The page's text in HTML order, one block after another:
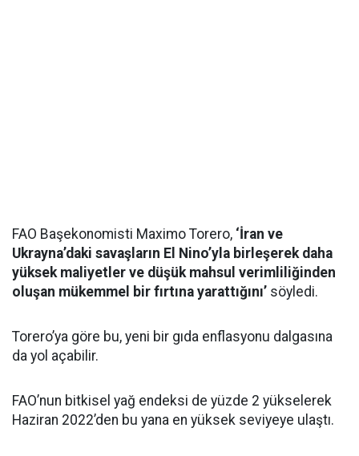
FAO Başekonomisti Maximo Torero, ‘İran ve
Ukrayna’daki savaşların El Nino’yla birleşerek daha
yüksek maliyetler ve düşük mahsul verimliliğinden
oluşan mükemmel bir fırtına yarattığını’ söyledi.
Torero’ya göre bu, yeni bir gıda enflasyonu dalgasına
da yol açabilir.
FAO’nun bitkisel yağ endeksi de yüzde 2 yükselerek
Haziran 2022’den bu yana en yüksek seviyeye ulaştı.